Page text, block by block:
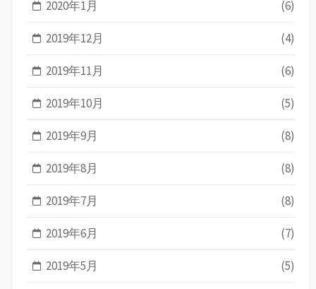
2020年1月 (6)
2019年12月 (4)
2019年11月 (6)
2019年10月 (5)
2019年9月 (8)
2019年8月 (8)
2019年7月 (8)
2019年6月 (7)
2019年5月 (5)